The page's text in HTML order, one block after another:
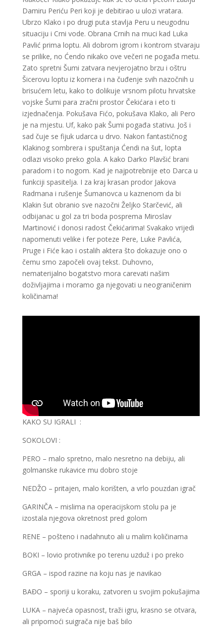
Damiru Periću Peri koji je debitirao u ulozi vratara.
Ubrzo Klako i po drugi puta stavlja Peru u neugodnu
situaciju i Crni vode. Obrana Crnih na muci kad Luka
Pavlić prima loptu. Ali dobrom igrom i kontrom stvaraju
se prilike, no Ćendo nikako ove večeri ne pogađa metu.
Zato spretni Šumi zatvara nevjerojatno brzu i oštru
Šicerovu loptu iz kornera i na čuđenje svih nazočnih u
brisućem letu, kako to dolikuje vrsnom pilotu hrvatske
vojske Šumi para zračni prostor Čekićara i eto ti
izjednačenja. Pokušava Fićo, pokušava Klako, ali Pero
je na mjestu. Uf, kako pak Šumi pogađa stativu. Još i
sad čuje se fijuk udarca u drvo. Nakon fantastičnog
Klakinog sombrera i spuštanja Ćendi na šut, lopta
odlazi visoko preko gola. A kako Darko Plavšić brani
paradom i to nogom. Kad je najpotrebnije eto Darca u
funkciji spasitelja. I za kraj krasan prodor Jakova
Radmana i rušenje Šumanovca u kaznenom da bi
Klakin šut obranio sve nazočni Željko Starčević, ali
odbijanac u gol za tri boda posprema Miroslav
Martinović i donosi radost Čekićarima! Svakako vrijedi
napomenuti velike i fer poteze Pere, Luke Pavlića,
Pruge i Fiće kao i ostalih aktera što dokazuje ono o
čemu smo započeli ovaj tekst. Duhovno,
nematerijalno bogatstvo mora carevati našim
doživljajima i moramo ga njegovati u neograničenim
količinama!
KAKO SU IGRALI :
SOKOLOVI :
PERO – malo spretno, malo nesretno na debiju, ali
golmanske rukavice mu dobro stoje
NEDŽO – pritajen, malo korišten, a vrlo pouzdan igrač
GARINČA – mislima na operacijskom stolu pa je
izostala njegova okretnost pred golom
RENE – pošteno i nadahnuto ali u malim količinama
BOKI – lovio protivnike po terenu uzduž i po preko
GRGA – ispod razine na koju nas je navikao
BAĐO – sporiji u koraku, zatvoren u svojim pokušajima
LUKA – najveća opasnost, traži igru, krasno se otvara,
ali pripomoći suigrača nije baš bilo